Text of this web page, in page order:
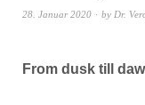
28. Januar 2020 by Dr.
From dusk till